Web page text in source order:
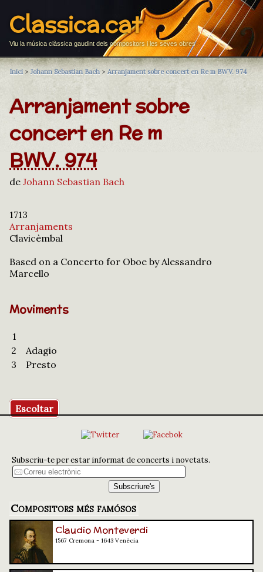
Classica.cat
Viu la música clàssica gaudint dels compositors i les seves obres
Inici > Johann Sebastian Bach > Arranjament sobre concert en Re m BWV. 974
Arranjament sobre
concert en Re m
BWV. 974
de Johann Sebastian Bach
1713
Arranjaments
Clavicèmbal
Based on a Concerto for Oboe by Alessandro
Marcello
Moviments
1
2
Adagio
3
Presto
Escoltar
Subscriu-te per estar informat de concerts i novetats.
Compositors més famósos
Claudio Monteverdi
1567 Cremona - 1643 Venècia